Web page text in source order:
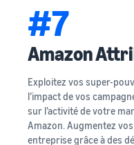
#7
Amazon
Exploitez vos super-
l’impact de vos
sur l’activité de votre
Amazon. Augmentez
entreprise grâce à des